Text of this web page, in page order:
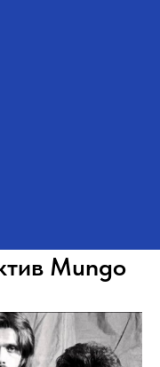
Mungo